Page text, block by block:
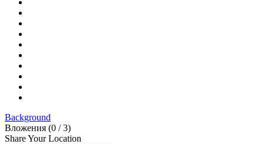
Background
Вложения (0 / 3)
Share Your Location